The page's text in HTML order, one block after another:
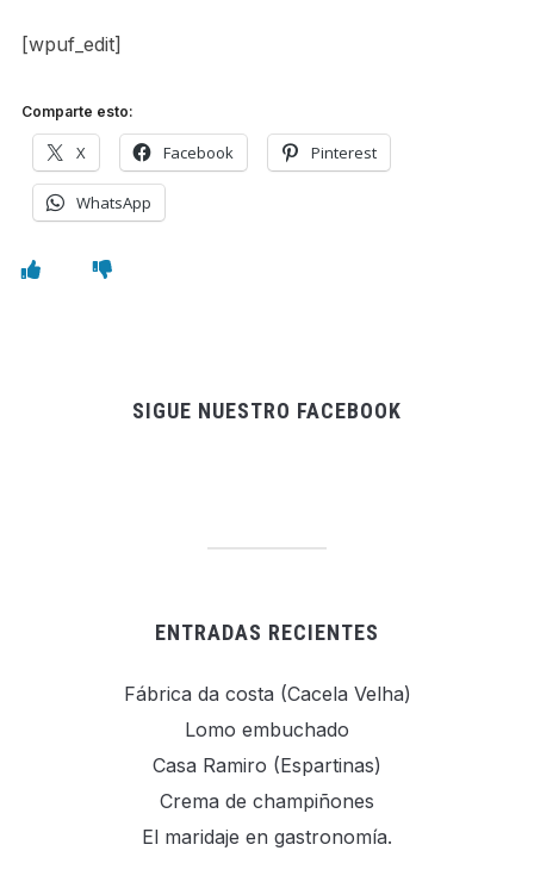
[wpuf_edit]
Comparte esto:
X Facebook Pinterest
WhatsApp
SIGUE NUESTRO FACEBOOK
ENTRADAS RECIENTES
Fábrica da costa (Cacela Velha)
Lomo embuchado
Casa Ramiro (Espartinas)
Crema de champiñones
El maridaje en gastronomía.